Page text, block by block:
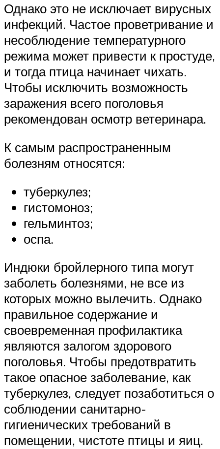
Однако это не исключает вирусных
инфекций. Частое проветривание и
несоблюдение температурного
режима может привести к простуде,
и тогда птица начинает чихать.
Чтобы исключить возможность
заражения всего поголовья
рекомендован осмотр ветеринара.
К самым распространенным
болезням относятся:
туберкулез;
гистомоноз;
гельминтоз;
оспа.
Индюки бройлерного типа могут
заболеть болезнями, не все из
которых можно вылечить. Однако
правильное содержание и
своевременная профилактика
являются залогом здорового
поголовья. Чтобы предотвратить
такое опасное заболевание, как
туберкулез, следует позаботиться о
соблюдении санитарно-
гигиенических требований в
помещении, чистоте птицы и яиц.